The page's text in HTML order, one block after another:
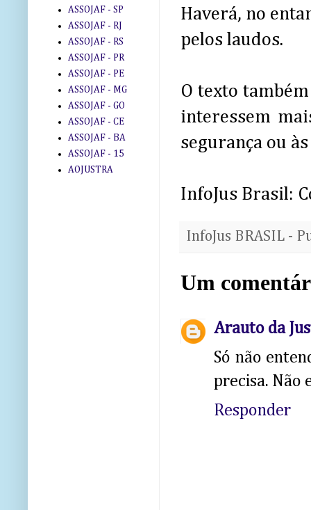
Haverá, no
pelos laudos.
O texto
interessem
segurança ou
InfoJus Brasil:
InfoJus BRASIL -
Um
Arauto da
Só não
precisa. Não
Responder
ASSOJAF - SP
ASSOJAF - RJ
ASSOJAF - RS
ASSOJAF - PR
ASSOJAF - PE
ASSOJAF - MG
ASSOJAF - GO
ASSOJAF - CE
ASSOJAF - BA
ASSOJAF - 15
AOJUSTRA